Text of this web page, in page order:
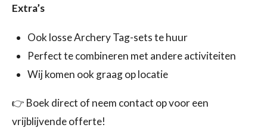
Extra’s
Ook losse Archery Tag-sets te huur
Perfect te combineren met andere activiteiten
Wij komen ook graag op locatie
👉 Boek direct of neem contact op voor een
vrijblijvende offerte!